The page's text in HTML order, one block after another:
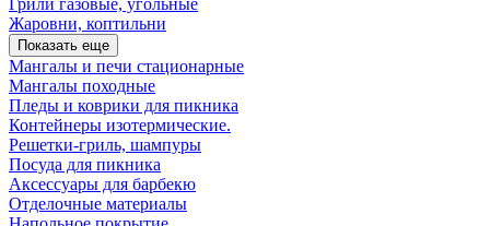
Грили газовые, угольные
Жаровни, коптильни
Показать еще
Мангалы и печи стационарные
Мангалы походные
Пледы и коврики для пикника
Контейнеры изотермические.
Решетки-гриль, шампуры
Посуда для пикника
Аксессуары для барбекю
Отделочные материалы